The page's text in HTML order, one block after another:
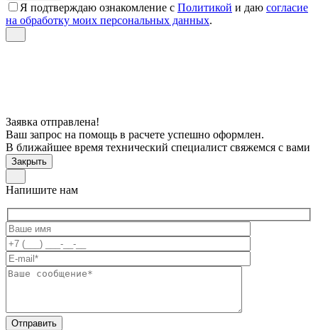
Я подтверждаю ознакомление с Политикой и даю согласие
на обработку моих персональных данных.
Заявка отправлена!
Ваш запрос на помощь в расчете успешно оформлен.
В ближайшее время технический специалист свяжемся с вами
Закрыть
Напишите нам